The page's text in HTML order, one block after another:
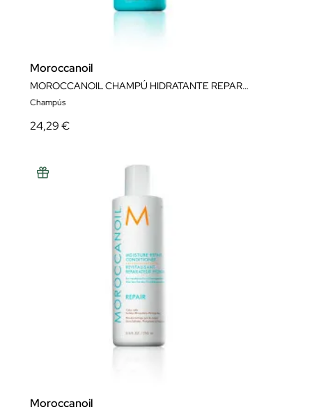
Moroccanoil
MOROCCANOIL CHAMPÚ HIDRATANTE REPARADOR 250ML
Champús
24,29 €
Moroccanoil